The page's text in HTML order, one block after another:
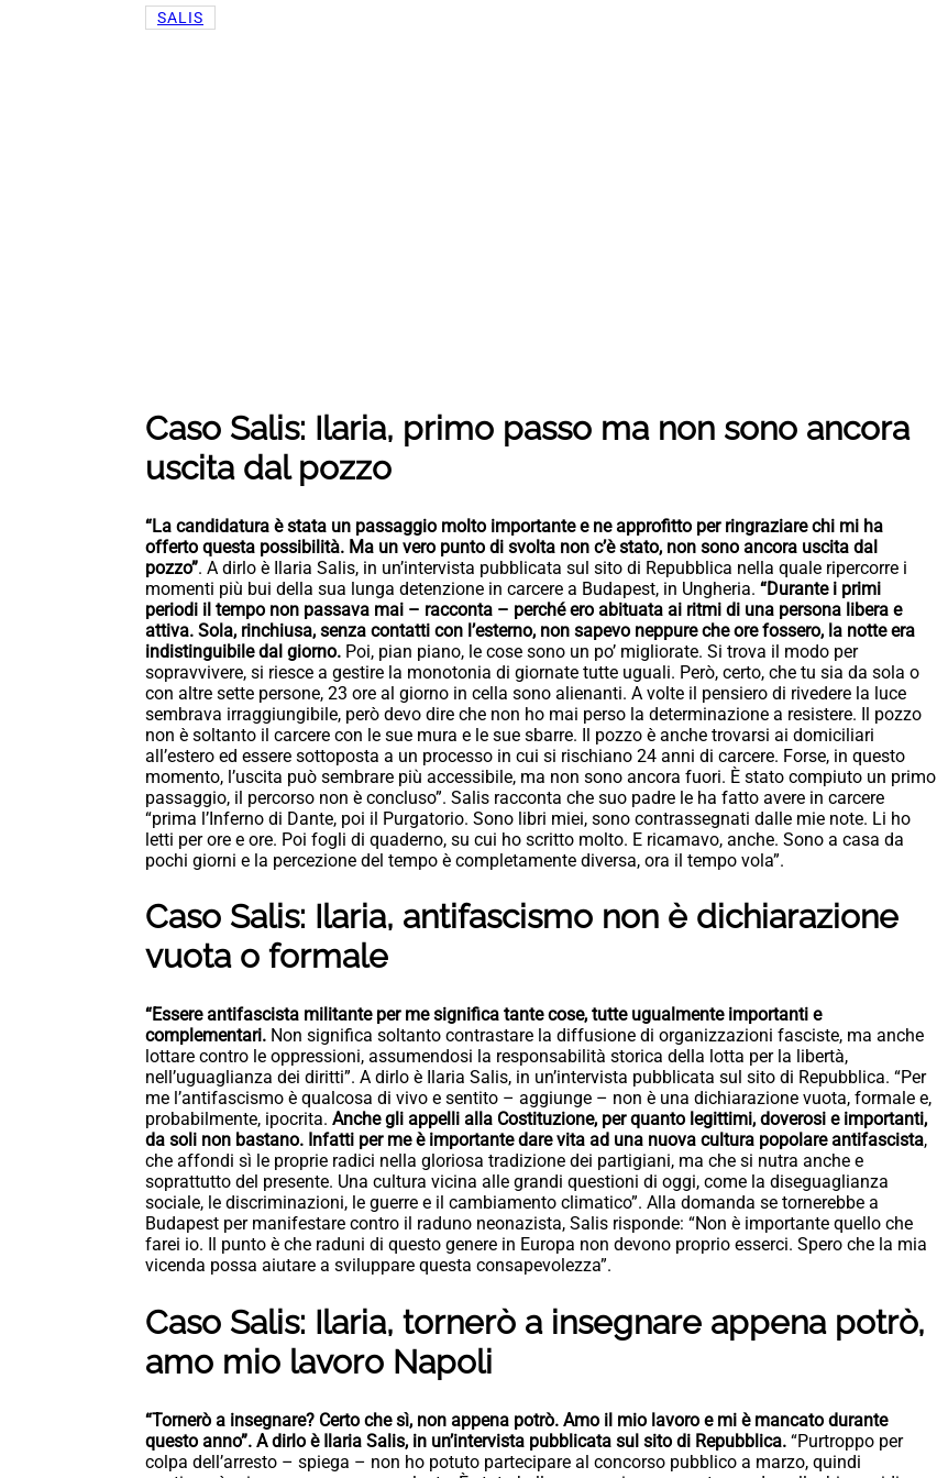
SALIS
Caso Salis: Ilaria, primo passo ma non sono ancora
uscita dal pozzo
“La candidatura è stata un passaggio molto importante e ne approfitto per ringraziare chi mi ha
offerto questa possibilità. Ma un vero punto di svolta non c’è stato, non sono ancora uscita dal
pozzo”. A dirlo è Ilaria Salis, in un’intervista pubblicata sul sito di Repubblica nella quale ripercorre i
momenti più bui della sua lunga detenzione in carcere a Budapest, in Ungheria. “Durante i primi
periodi il tempo non passava mai – racconta – perché ero abituata ai ritmi di una persona libera e
attiva. Sola, rinchiusa, senza contatti con l’esterno, non sapevo neppure che ore fossero, la notte era
indistinguibile dal giorno. Poi, pian piano, le cose sono un po’ migliorate. Si trova il modo per
sopravvivere, si riesce a gestire la monotonia di giornate tutte uguali. Però, certo, che tu sia da sola o
con altre sette persone, 23 ore al giorno in cella sono alienanti. A volte il pensiero di rivedere la luce
sembrava irraggiungibile, però devo dire che non ho mai perso la determinazione a resistere. Il pozzo
non è soltanto il carcere con le sue mura e le sue sbarre. Il pozzo è anche trovarsi ai domiciliari
all’estero ed essere sottoposta a un processo in cui si rischiano 24 anni di carcere. Forse, in questo
momento, l’uscita può sembrare più accessibile, ma non sono ancora fuori. È stato compiuto un primo
passaggio, il percorso non è concluso”. Salis racconta che suo padre le ha fatto avere in carcere
“prima l’Inferno di Dante, poi il Purgatorio. Sono libri miei, sono contrassegnati dalle mie note. Li ho
letti per ore e ore. Poi fogli di quaderno, su cui ho scritto molto. E ricamavo, anche. Sono a casa da
pochi giorni e la percezione del tempo è completamente diversa, ora il tempo vola”.
Caso Salis: Ilaria, antifascismo non è dichiarazione
vuota o formale
“Essere antifascista militante per me significa tante cose, tutte ugualmente importanti e
complementari. Non significa soltanto contrastare la diffusione di organizzazioni fasciste, ma anche
lottare contro le oppressioni, assumendosi la responsabilità storica della lotta per la libertà,
nell’uguaglianza dei diritti”. A dirlo è Ilaria Salis, in un’intervista pubblicata sul sito di Repubblica. “Per
me l’antifascismo è qualcosa di vivo e sentito – aggiunge – non è una dichiarazione vuota, formale e,
probabilmente, ipocrita. Anche gli appelli alla Costituzione, per quanto legittimi, doverosi e importanti,
da soli non bastano. Infatti per me è importante dare vita ad una nuova cultura popolare antifascista,
che affondi sì le proprie radici nella gloriosa tradizione dei partigiani, ma che si nutra anche e
soprattutto del presente. Una cultura vicina alle grandi questioni di oggi, come la diseguaglianza
sociale, le discriminazioni, le guerre e il cambiamento climatico”. Alla domanda se tornerebbe a
Budapest per manifestare contro il raduno neonazista, Salis risponde: “Non è importante quello che
farei io. Il punto è che raduni di questo genere in Europa non devono proprio esserci. Spero che la mia
vicenda possa aiutare a sviluppare questa consapevolezza”.
Caso Salis: Ilaria, tornerò a insegnare appena potrò,
amo mio lavoro Napoli
“Tornerò a insegnare? Certo che sì, non appena potrò. Amo il mio lavoro e mi è mancato durante
questo anno”. A dirlo è Ilaria Salis, in un’intervista pubblicata sul sito di Repubblica. “Purtroppo per
colpa dell’arresto – spiega – non ho potuto partecipare al concorso pubblico a marzo, quindi